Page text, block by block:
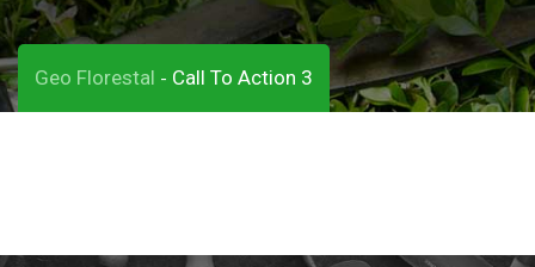
Geo Florestal - Call To Action 3